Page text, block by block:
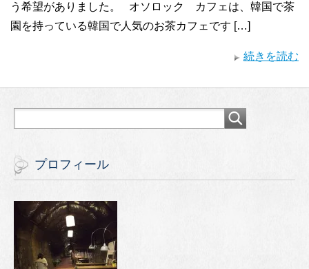
う希望がありました。 オソロック カフェは、韓国で茶
園を持っている韓国で人気のお茶カフェです […]
続きを読む
プロフィール